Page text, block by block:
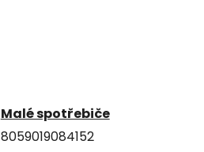
Malé spotřebiče
8059019084152